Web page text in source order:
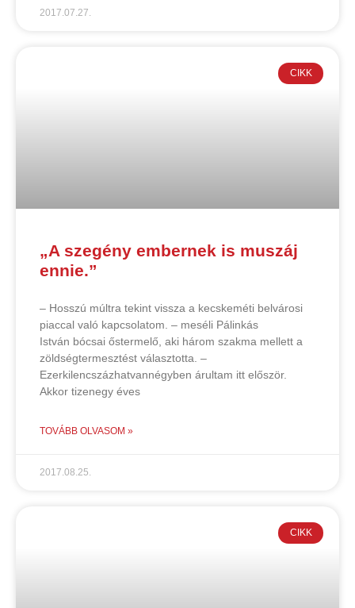
2017.07.27.
CIKK
„A szegény embernek is muszáj
ennie.”
– Hosszú múltra tekint vissza a kecskeméti belvárosi
piaccal való kapcsolatom. – meséli Pálinkás
István bócsai őstermelő, aki három szakma mellett a
zöldségtermesztést választotta. –
Ezerkilencszázhatvannégyben árultam itt először.
Akkor tizenegy éves
TOVÁBB OLVASOM »
2017.08.25.
CIKK